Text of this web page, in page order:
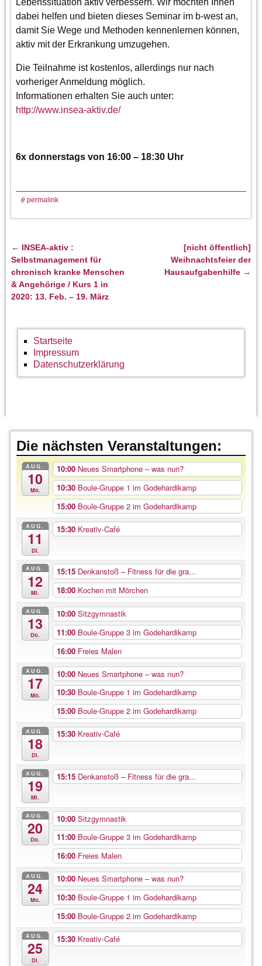
Lebenssituation aktiv verbessern. Wir möchten Ihnen
dabei helfen und bieten dieses Seminar im b-west an,
damit Sie Wege und Methoden kennenlernen können,
aktiv mit der Erkrankung umzugehen.
Die Teilnahme ist kostenlos, allerdings nur nach
vorheriger Anmeldung möglich.
Informationen erhalten Sie auch unter:
http://www.insea-aktiv.de/
6x donnerstags von 16:00 – 18:30 Uhr
permalink
Artikelnavigation
← INSEA-aktiv :
Selbstmanagement für
chronisch kranke Menschen
& Angehörige / Kurs 1 in
2020: 13. Feb. – 19. März
[nicht öffentlich]
Weihnachtsfeier der
Hausaufgabenhilfe →
Startseite
Impressum
Datenschutzerklärung
Die nächsten Veranstaltungen:
AUG.
10
Mo.
10:00 Neues Smartphone – was nun?
10:30 Boule-Gruppe 1 im Godehardikamp
15:00 Boule-Gruppe 2 im Godehardikamp
AUG.
11
Di.
15:30 Kreativ-Café
AUG.
12
Mi.
15:15 Denkanstoß – Fitness für die gra...
18:00 Kochen mit Mörchen
AUG.
13
Do.
10:00 Sitzgymnastik
11:00 Boule-Gruppe 3 im Godehardikamp
16:00 Freies Malen
AUG.
17
Mo.
10:00 Neues Smartphone – was nun?
10:30 Boule-Gruppe 1 im Godehardikamp
15:00 Boule-Gruppe 2 im Godehardikamp
AUG.
18
Di.
15:30 Kreativ-Café
AUG.
19
Mi.
15:15 Denkanstoß – Fitness für die gra...
AUG.
20
Do.
10:00 Sitzgymnastik
11:00 Boule-Gruppe 3 im Godehardikamp
16:00 Freies Malen
AUG.
24
Mo.
10:00 Neues Smartphone – was nun?
10:30 Boule-Gruppe 1 im Godehardikamp
15:00 Boule-Gruppe 2 im Godehardikamp
AUG.
25
Di.
15:30 Kreativ-Café